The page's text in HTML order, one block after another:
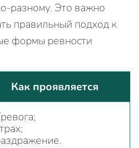
разному. Это важно
правильный подход к
формы ревности
Как проявляется